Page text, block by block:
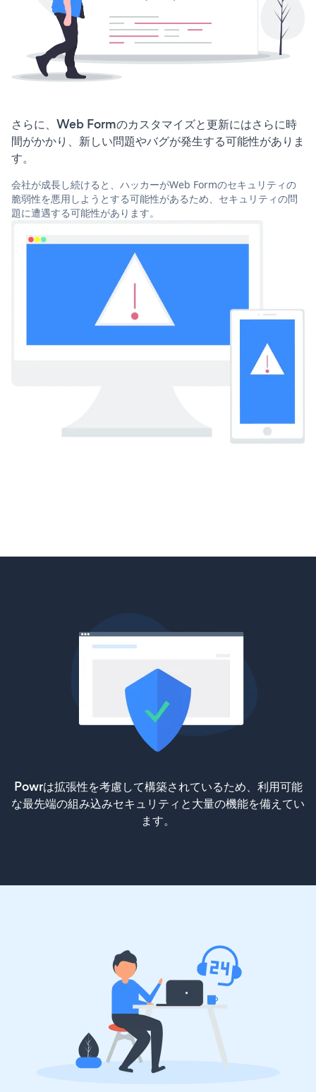
さらに、Web Formのカスタマイズと更新にはさらに時
間がかかり、新しい問題やバグが発生する可能性がありま
す。
会社が成長し続けると、ハッカーがWeb Formのセキュリティの
脆弱性を悪用しようとする可能性があるため、セキュリティの問
題に遭遇する可能性があります。
Powrは拡張性を考慮して構築されているため、利用可能
な最先端の組み込みセキュリティと大量の機能を備えてい
ます。